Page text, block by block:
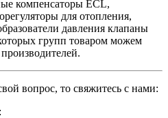
компенсаторы ECL,
для отопления,
давления клапаны
групп товаром можем
вопрос, то свяжитесь с нами: